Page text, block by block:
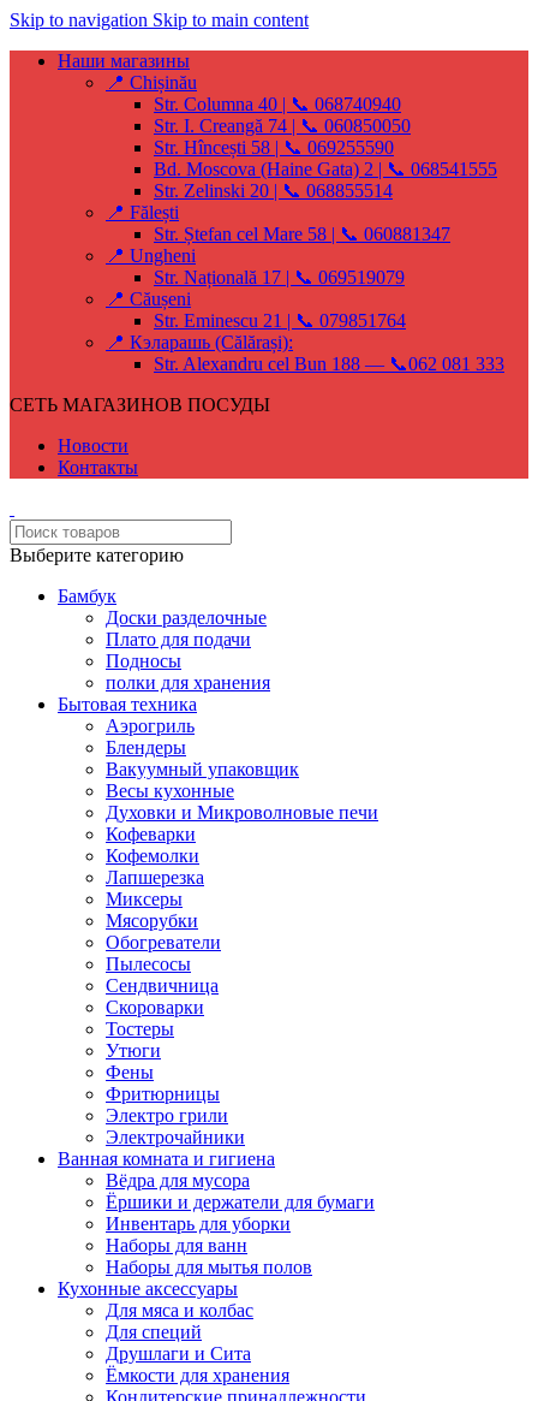
Skip to navigation Skip to main content
Наши магазины
📍 Chișinău
Str. Columna 40 | 📞 068740940
Str. I. Creangă 74 | 📞 060850050
Str. Hîncești 58 | 📞 069255590
Bd. Moscova (Haine Gata) 2 | 📞 068541555
Str. Zelinski 20 | 📞 068855514
📍 Fălești
Str. Ștefan cel Mare 58 | 📞 060881347
📍 Ungheni
Str. Națională 17 | 📞 069519079
📍 Căușeni
Str. Eminescu 21 | 📞 079851764
📍 Кэларашь (Călărași):
Str. Alexandru cel Bun 188 — 📞062 081 333
СЕТЬ МАГАЗИНОВ ПОСУДЫ
Новости
Контакты
Выберите категорию
Бамбук
Доски разделочные
Плато для подачи
Подносы
полки для хранения
Бытовая техника
Аэрогриль
Блендеры
Вакуумный упаковщик
Весы кухонные
Духовки и Микроволновые печи
Кофеварки
Кофемолки
Лапшерезка
Миксеры
Мясорубки
Обогреватели
Пылесосы
Сендвичница
Скороварки
Тостеры
Утюги
Фены
Фритюрницы
Электро грили
Электрочайники
Ванная комната и гигиена
Вёдра для мусора
Ёршики и держатели для бумаги
Инвентарь для уборки
Наборы для ванн
Наборы для мытья полов
Кухонные аксессуары
Для мяса и колбас
Для специй
Друшлаги и Сита
Ёмкости для хранения
Кондитерские принадлежности